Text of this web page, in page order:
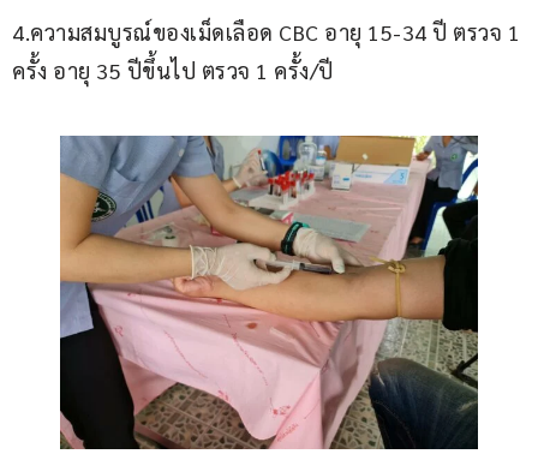
4.ความสมบูรณ์ของเม็ดเลือด CBC อายุ 15-34 ปี ตรวจ 1
ครั้ง อายุ 35 ปีขึ้นไป ตรวจ 1 ครั้ง/ปี